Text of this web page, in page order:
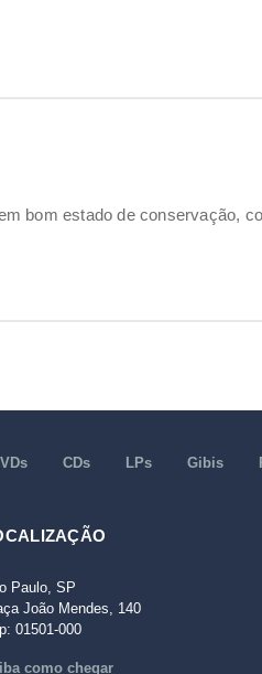
bom estado de conservação,
CDs LPs Gibis
Paulo, SP
João Mendes, 140
01501-000
como chegar